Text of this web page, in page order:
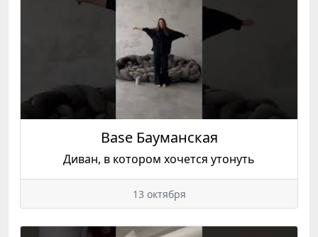
Base Бауманская
Диван, в котором хочется утонуть
13 октября